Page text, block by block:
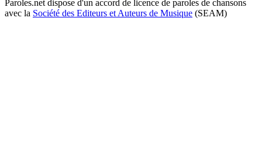
Paroles.net dispose d'un accord de licence de paroles de chansons
avec la Société des Editeurs et Auteurs de Musique (SEAM)